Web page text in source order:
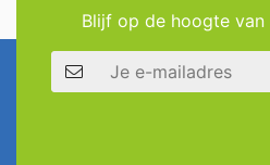
Blijf op de hoogte
E-mailadres